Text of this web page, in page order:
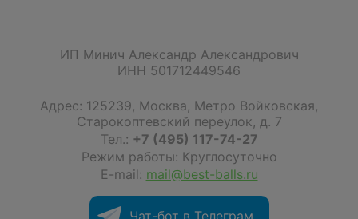
ИП Минич Александр Александрович
ИНН 501712449546
Адрес: 125239, Москва, Метро Войковская,
Старокоптевский переулок, д. 7
Тел.: +7 (495) 117-74-27
Режим работы: Круглосуточно
E-mail: mail@best-balls.ru
Чат-бот в Телеграм